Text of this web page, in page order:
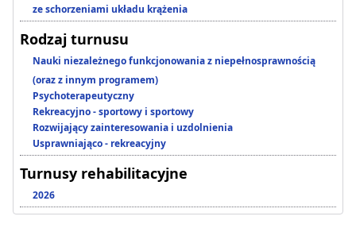
ze schorzeniami układu krążenia
Rodzaj turnusu
Nauki niezależnego funkcjonowania z niepełnosprawnością
(oraz z innym programem)
Psychoterapeutyczny
Rekreacyjno - sportowy i sportowy
Rozwijający zainteresowania i uzdolnienia
Usprawniająco - rekreacyjny
Turnusy rehabilitacyjne
2026